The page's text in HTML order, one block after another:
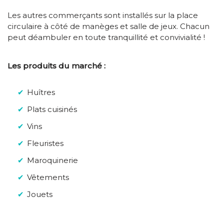
Les autres commerçants sont installés sur la place
circulaire à côté de manèges et salle de jeux. Chacun
peut déambuler en toute tranquillité et convivialité !
Les produits du marché :
Huîtres
Plats cuisinés
Vins
Fleuristes
Maroquinerie
Vêtements
Jouets